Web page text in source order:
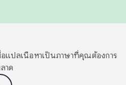
แปลเนื้อหาเป็นภาษาที่คุณต้องการ
าด